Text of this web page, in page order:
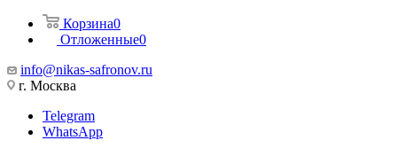
Корзина0
Отложенные0
info@nikas-safronov.ru
г. Москва
Telegram
WhatsApp